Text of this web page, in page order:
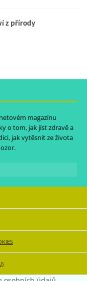
z přírody
magazínu
o tom, jak jíst zdravě a
jak vytěsnit ze života